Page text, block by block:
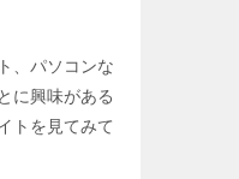
、パソコンな
に興味がある
トを見てみて